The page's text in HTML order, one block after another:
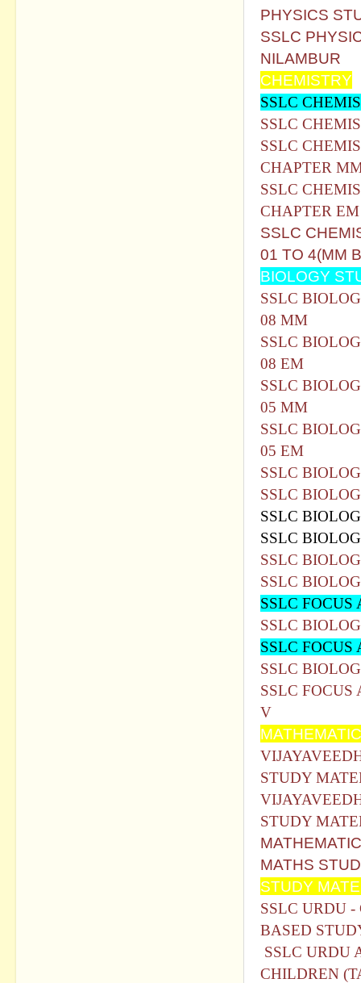
PHYSICS
SSLC
NILAMBUR
CHEMISTRY
SSLC
SSLC
SSLC
CHAPTER
SSLC
CHAPTER EM
SSLC
01 TO 4(MM
BIOLOGY
SSLC
08 MM
SSLC
08 EM
SSLC
05 MM
SSLC
05 EM
SSLC
SSLC
SSLC
SSLC
SSLC
SSLC
SSLC FOCUS
SSLC
SSLC FOCUS
SSLC
SSLC
V
STUDY
STUDY
MATHS
STUDY
SSLC URDU
BASED
SSLC URDU
CHILDREN